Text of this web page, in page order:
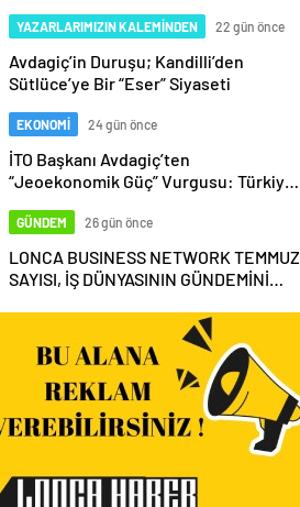
YAZARLARIMIZIN KALEMİNDEN 22 gün önce
Avdagiç’in Duruşu; Kandilli’den
Sütlüce’ye Bir “Eser” Siyaseti
EKONOMİ 24 gün önce
İTO Başkanı Avdagiç’ten
“Jeoekonomik Güç” Vurgusu: Türkiye,
Olmalı
GÜNDEM 26 gün önce
LONCA BUSINESS NETWORK TEMMUZ
SAYISI, İŞ DÜNYASININ GÜNDEMİNİ